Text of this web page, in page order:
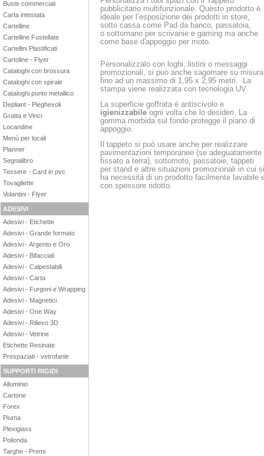
Buste commerciali
Carta intestata
Cartelline
Cartelline Fustellate
Cartellini Plastificati
Cartoline - Flyer
Cataloghi con brossura
Cataloghi con spirale
Cataloghi punto metallico
Depliant - Pieghevoli
Gratta e Vinci
Locandine
Menù per locali
Planner
Segnalibro
Tessere - Card in pvc
Tovagliette
Volantini - Flyer
ADESIVI
Adesivi - Etichette
Adesivi - Grande formato
Adesivi - Argento e Oro
Adesivi - Bifacciali
Adesivi - Calpestabili
Adesivi - Carta
Adesivi - Furgoni e Wrapping
Adesivi - Magnetici
Adesivi - One Way
Adesivi - Rilievo 3D
Adesivi - Vetrine
Etichette Resinate
Prespaziati - vetrofanie
SUPPORTI RIGIDI
Alluminio
Cartone
Forex
Piuma
Plexiglass
Polionda
Targhe - Premi
pubblicitario multifunzionale. Questo prodotto è
ideale per l’esposizione dei prodotti in store,
sotto cassa come Pad da banco, passatoia,
o sottomano per scrivanie e gaming ma anche
come base d'appoggio per moto.
Personalizzalo con loghi, listini o messaggi
promozionali, si può anche sagomare su misura
fino ad un massimo di 1,95 x 2,95 metri. La
stampa viene realizzata con tecnologia UV.
La superficie goffrata è antiscivolo e
igienizzabile ogni volta che lo desideri. La
gomma morbida sul fondo protegge il piano di
appoggio.
Il tappeto si può usare anche per realizzare
pavimentazioni temporanee (se adeguatamente
fissato a terra), sottomoto, passatoie, tappeti
per stand e altre situazioni promozionali in cui si
ha necessità di un prodotto facilmente lavabile
con spessore ridotto.